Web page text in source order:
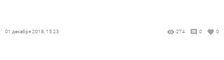
01 декабря 2018, 15:23 274 0 0